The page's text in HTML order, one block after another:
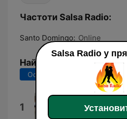
Частоти Salsa Radio:
Santo Domingo: Online
Найкращі пісні
Останні 7 днів Останні 30
1 Chiquito Team